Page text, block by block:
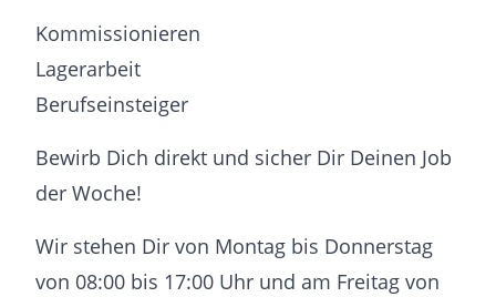
Kommissionieren
Lagerarbeit
Berufseinsteiger
Bewirb Dich direkt und sicher Dir Deinen Job
der Woche!
Wir stehen Dir von Montag bis Donnerstag
von 08:00 bis 17:00 Uhr und am Freitag von